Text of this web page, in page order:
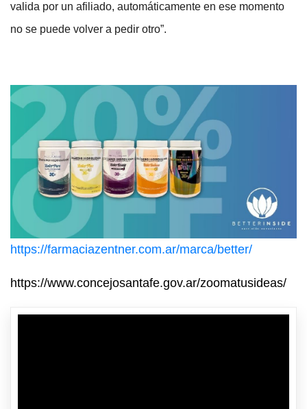
valida por un afiliado, automáticamente en ese momento
no se puede volver a pedir otro”.
https://farmaciazentner.com.ar/marca/better/
https://www.concejosantafe.gov.ar/zoomatusideas/